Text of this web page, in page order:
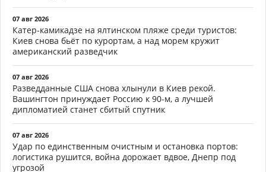
07 авг 2026
Катер-камикадзе на ялтинском пляже среди туристов:
Киев снова бьёт по курортам, а над морем кружит
американский разведчик
07 авг 2026
Разведданные США снова хлынули в Киев рекой.
Вашингтон принуждает Россию к 90-м, а лучшей
дипломатией станет сбитый спутник
07 авг 2026
Удар по единственным очистным и остановка портов:
логистика рушится, война дорожает вдвое, Днепр под
угрозой